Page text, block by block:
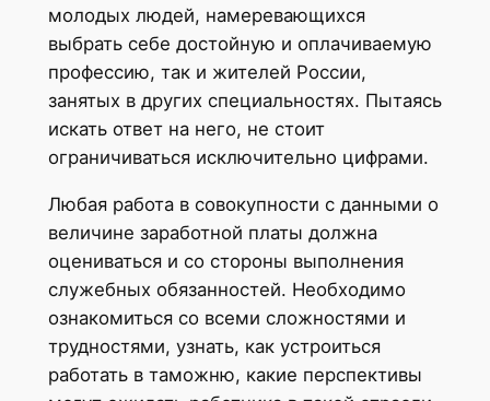
молодых людей, намеревающихся
выбрать себе достойную и оплачиваемую
профессию, так и жителей России,
занятых в других специальностях. Пытаясь
искать ответ на него, не стоит
ограничиваться исключительно цифрами.
Любая работа в совокупности с данными о
величине заработной платы должна
оцениваться и со стороны выполнения
служебных обязанностей. Необходимо
ознакомиться со всеми сложностями и
трудностями, узнать, как устроиться
работать в таможню, какие перспективы